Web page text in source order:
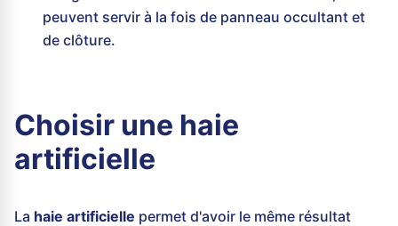
peuvent servir à la fois de panneau occultant et
de clôture.
Choisir une haie
artificielle
La haie artificielle permet d'avoir le même résultat